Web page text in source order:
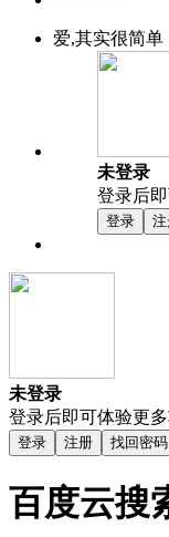
爱,其实很简单
未登录
登录后
登录
未登录
登录后即可体验更
登录 注册 找回密码
百度云搜